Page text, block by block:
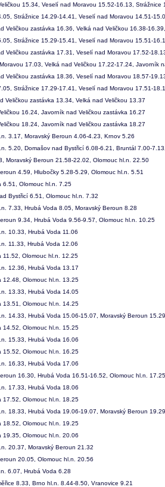
15.34, Veselí nad Moravou 15.52-16.13,
Strážnice 14.29-14.41, Veselí nad Moravou 14.51-
Veličkou zastávka 16.36, Velká nad Veličkou 16.38-
Strážnice 15.29-15.41, Veselí nad Moravou 15.51-
Veličkou zastávka 17.31, Veselí nad Moravou 17.52-
17.03, Velká nad Veličkou 17.22-17.24, Javorník
Veličkou zastávka 18.36, Veselí nad Moravou 18.57-
Strážnice 17.29-17.41, Veselí nad Moravou 17.51-
Veličkou zastávka 13.34, Velká nad Veličkou 13.37
16.24, Javorník nad Veličkou zastávka 16.27
18.24, Javorník nad Veličkou zastávka 18.27
3.17, Moravský Beroun 4.06-4.23, Krnov 5.26
5.20, Domašov nad Bystřicí 6.08-6.21, Bruntál 7.00-
Moravský Beroun 21.58-22.02, Olomouc hl.n. 22.50
4.59, Hlubočky 5.28-5.29, Olomouc hl.n. 5.51
6.51, Olomouc hl.n. 7.25
Bystřicí 6.51, Olomouc hl.n. 7.32
7.33, Hrubá Voda 8.05, Moravský Beroun 8.28
9.34, Hrubá Voda 9.56-9.57, Olomouc hl.n. 10.25
10.33, Hrubá Voda 11.06
11.33, Hrubá Voda 12.06
11.52, Olomouc hl.n. 12.25
12.36, Hrubá Voda 13.17
12.48, Olomouc hl.n. 13.25
13.33, Hrubá Voda 14.05
13.51, Olomouc hl.n. 14.25
14.33, Hrubá Voda 15.06-15.07, Moravský Beroun 15.29
14.52, Olomouc hl.n. 15.25
15.33, Hrubá Voda 16.06
15.52, Olomouc hl.n. 16.25
16.33, Hrubá Voda 17.06
16.30, Hrubá Voda 16.51-16.52, Olomouc hl.n. 17.25
17.33, Hrubá Voda 18.06
17.52, Olomouc hl.n. 18.25
18.33, Hrubá Voda 19.06-19.07, Moravský Beroun 19.29
18.52, Olomouc hl.n. 19.25
19.35, Olomouc hl.n. 20.06
20.37, Moravský Beroun 21.32
20.05, Olomouc hl.n. 20.56
6.07, Hrubá Voda 6.28
8.33, Brno hl.n. 8.44-8.50, Vranovice 9.21